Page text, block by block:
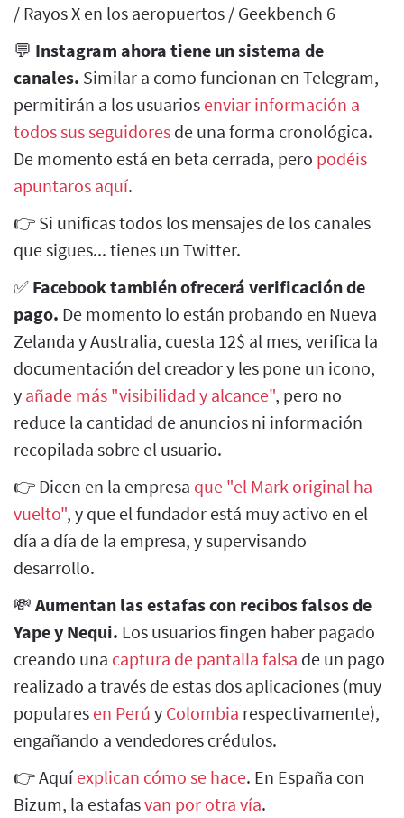
/ Rayos X en los aeropuertos / Geekbench 6
💬 Instagram ahora tiene un sistema de
canales. Similar a como funcionan en Telegram,
permitirán a los usuarios enviar información a
todos sus seguidores de una forma cronológica.
De momento está en beta cerrada, pero podéis
apuntaros aquí.
👉 Si unificas todos los mensajes de los canales
que sigues... tienes un Twitter.
✅ Facebook también ofrecerá verificación de
pago. De momento lo están probando en Nueva
Zelanda y Australia, cuesta 12$ al mes, verifica la
documentación del creador y les pone un icono,
y añade más "visibilidad y alcance", pero no
reduce la cantidad de anuncios ni información
recopilada sobre el usuario.
👉 Dicen en la empresa que "el Mark original ha
vuelto", y que el fundador está muy activo en el
día a día de la empresa, y supervisando
desarrollo.
💸 Aumentan las estafas con recibos falsos de
Yape y Nequi. Los usuarios fingen haber pagado
creando una captura de pantalla falsa de un pago
realizado a través de estas dos aplicaciones (muy
populares en Perú y Colombia respectivamente),
engañando a vendedores crédulos.
👉 Aquí explican cómo se hace. En España con
Bizum, la estafasvan por otra vía.